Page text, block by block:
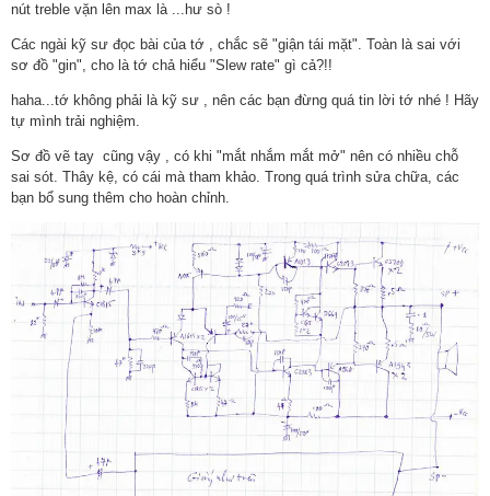
nút treble vặn lên max là ...hư sò !
Các ngài kỹ sư đọc bài của tớ , chắc sẽ "giận tái mặt". Toàn là sai với
sơ đồ "gin", cho là tớ chả hiểu "Slew rate" gì cả?!!
haha...tớ không phải là kỹ sư , nên các bạn đừng quá tin lời tớ nhé ! Hãy
tự mình trải nghiệm.
Sơ đồ vẽ tay cũng vậy , có khi "mắt nhắm mắt mở" nên có nhiều chỗ
sai sót. Thây kệ, có cái mà tham khảo. Trong quá trình sửa chữa, các
bạn bổ sung thêm cho hoàn chỉnh.